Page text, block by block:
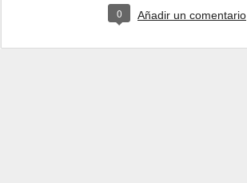
0 Añadir un comentario